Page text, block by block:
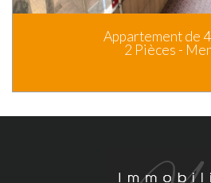
Appartement de
2 Pièces -